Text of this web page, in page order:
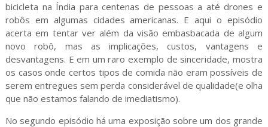
bicicleta na Índia para centenas de pessoas a até drones e
robôs em algumas cidades americanas. E aqui o episódio
acerta em tentar ver além da visão embasbacada de algum
novo robô, mas as implicações, custos, vantagens e
desvantagens. E em um raro exemplo de sinceridade, mostra
os casos onde certos tipos de comida não eram possíveis de
serem entregues sem perda considerável de qualidade(e olha
que não estamos falando de imediatismo).
No segundo episódio há uma exposição sobre um dos grande